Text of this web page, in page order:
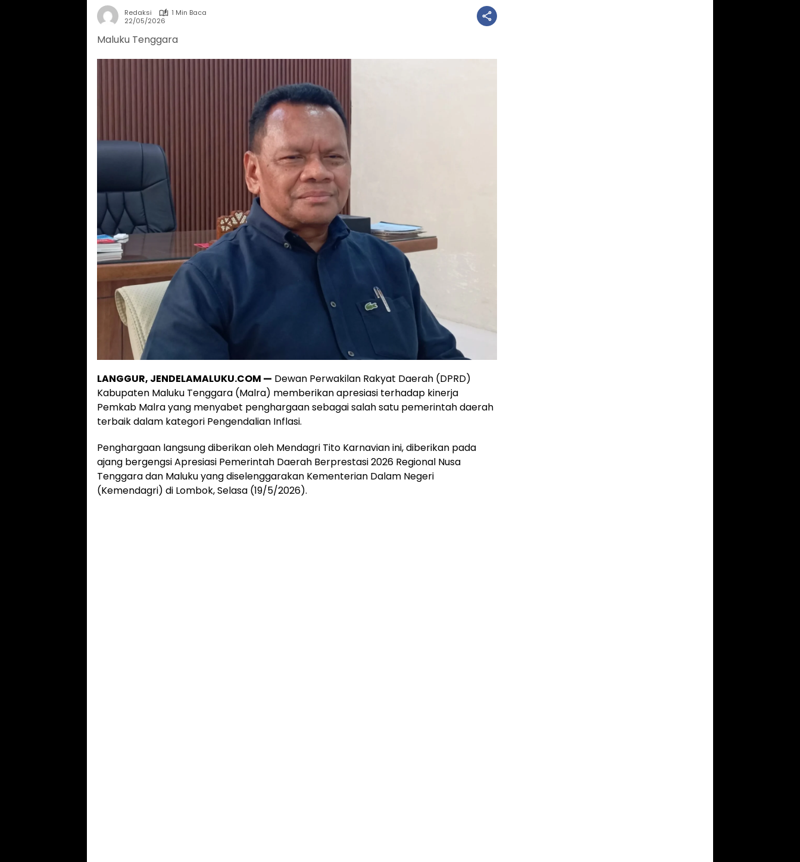
Redaksi
1 Min Baca
22/05/2026
Maluku Tenggara
LANGGUR, JENDELAMALUKU.COM — Dewan Perwakilan Rakyat Daerah (DPRD)
Kabupaten Maluku Tenggara (Malra) memberikan apresiasi terhadap kinerja
Pemkab Malra yang menyabet penghargaan sebagai salah satu pemerintah daerah
terbaik dalam kategori Pengendalian Inflasi.
Penghargaan langsung diberikan oleh Mendagri Tito Karnavian ini, diberikan pada
ajang bergengsi Apresiasi Pemerintah Daerah Berprestasi 2026 Regional Nusa
Tenggara dan Maluku yang diselenggarakan Kementerian Dalam Negeri
(Kemendagri) di Lombok, Selasa (19/5/2026).